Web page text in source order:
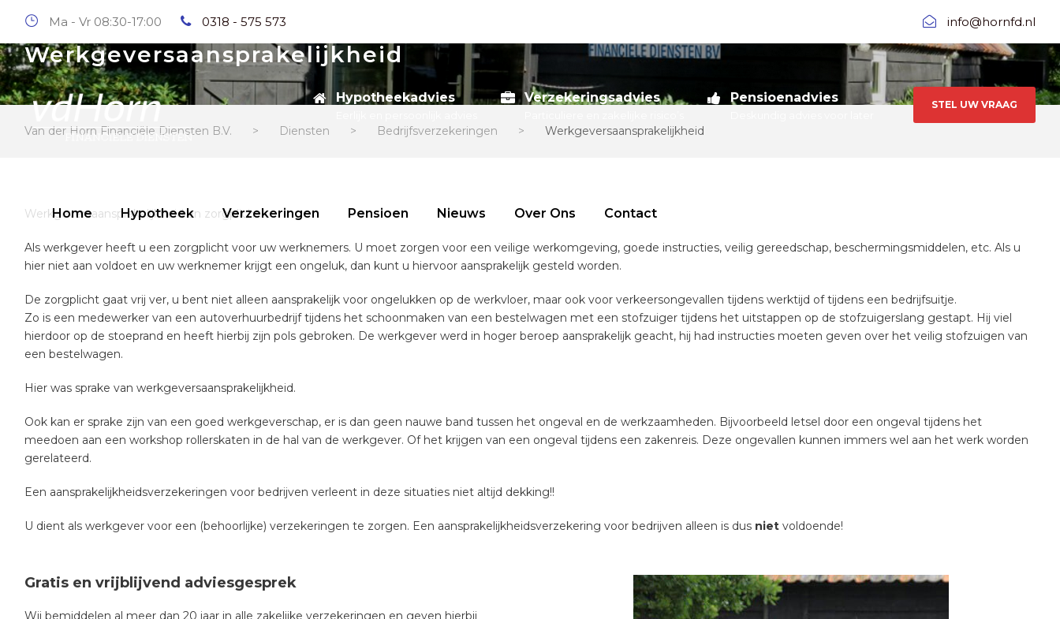
Ma - Vr 08:30-17:00 0318 - 575 573 info@hornfd.nl
Hypotheekadvies Verzekeringsadvies Pensioenadvies STEL UW VRAAG
Home Hypotheek Verzekeringen Pensioen Nieuws Over Ons Contact
Werkgeversaansprakelijkheid
Van der Horn Financiële Diensten B.V. > Diensten > Bedrijfsverzekeringen > Werkgeversaansprakelijkheid
Werkgeversaansprakelijkheid en zorgplicht.
Als werkgever heeft u een zorgplicht voor uw werknemers. U moet zorgen voor een veilige werkomgeving, goede instructies, veilig gereedschap, beschermingsmiddelen, etc. Als u
hier niet aan voldoet en uw werknemer krijgt een ongeluk, dan kunt u hiervoor aansprakelijk gesteld worden.
De zorgplicht gaat vrij ver, u bent niet alleen aansprakelijk voor ongelukken op de werkvloer, maar ook voor verkeersongevallen tijdens werktijd of tijdens een bedrijfsuitje.
Zo is een medewerker van een autoverhuurbedrijf tijdens het schoonmaken van een bestelwagen met een stofzuiger tijdens het uitstappen op de stofzuigerslang gestapt. Hij viel
hierdoor op de stoeprand en heeft hierbij zijn pols gebroken. De werkgever werd in hoger beroep aansprakelijk geacht, hij had instructies moeten geven over het veilig stofzuigen van
een bestelwagen.
Hier was sprake van werkgeversaansprakelijkheid.
Ook kan er sprake zijn van een goed werkgeverschap, er is dan geen nauwe band tussen het ongeval en de werkzaamheden. Bijvoorbeeld letsel door een ongeval tijdens het
meedoen aan een workshop rollerskaten in de hal van de werkgever. Of het krijgen van een ongeval tijdens een zakenreis. Deze ongevallen kunnen immers wel aan het werk worden
gerelateerd.
Een aansprakelijkheidsverzekeringen voor bedrijven verleent in deze situaties niet altijd dekking!!
U dient als werkgever voor een (behoorlijke) verzekeringen te zorgen. Een aansprakelijkheidsverzekering voor bedrijven alleen is dus niet voldoende!
Gratis en vrijblijvend adviesgesprek
Wij bemiddelen al meer dan 20 jaar in alle zakelijke verzekeringen en geven hierbij